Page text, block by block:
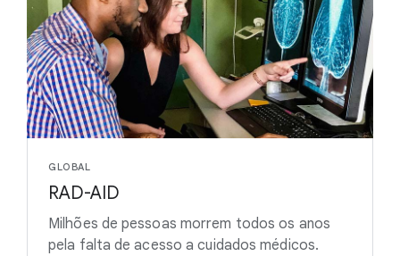
GLOBAL
RAD-AID
Milhões de pessoas morrem todos os anos
pela falta de acesso a cuidados médicos.